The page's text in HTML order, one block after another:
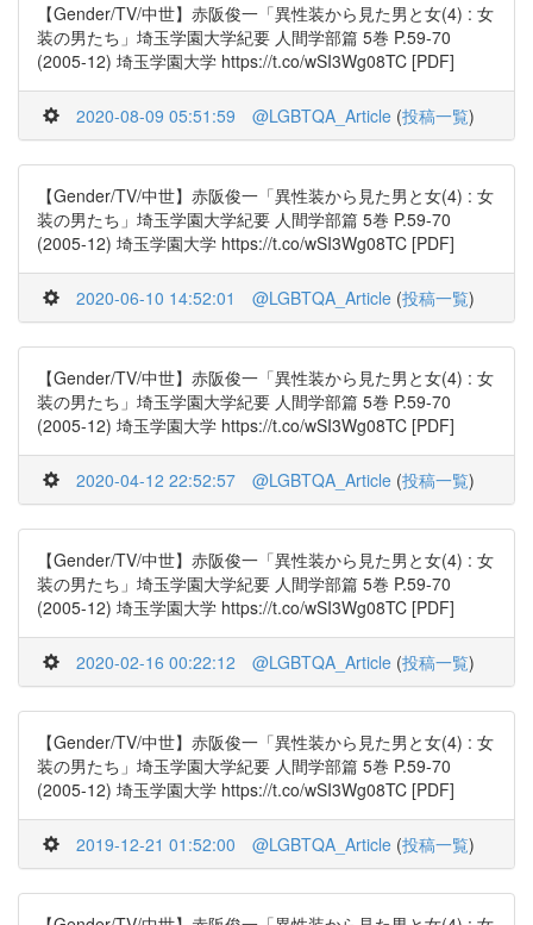
【Gender/TV/中世】赤阪俊一「異性装から見た男と女(4) : 女
装の男たち」埼玉学園大学紀要 人間学部篇 5巻 P.59-70
(2005-12) 埼玉学園大学 https://t.co/wSI3Wg08TC [PDF]
2020-08-09 05:51:59 @LGBTQA_Article (投稿一覧)
【Gender/TV/中世】赤阪俊一「異性装から見た男と女(4) : 女
装の男たち」埼玉学園大学紀要 人間学部篇 5巻 P.59-70
(2005-12) 埼玉学園大学 https://t.co/wSI3Wg08TC [PDF]
2020-06-10 14:52:01 @LGBTQA_Article (投稿一覧)
【Gender/TV/中世】赤阪俊一「異性装から見た男と女(4) : 女
装の男たち」埼玉学園大学紀要 人間学部篇 5巻 P.59-70
(2005-12) 埼玉学園大学 https://t.co/wSI3Wg08TC [PDF]
2020-04-12 22:52:57 @LGBTQA_Article (投稿一覧)
【Gender/TV/中世】赤阪俊一「異性装から見た男と女(4) : 女
装の男たち」埼玉学園大学紀要 人間学部篇 5巻 P.59-70
(2005-12) 埼玉学園大学 https://t.co/wSI3Wg08TC [PDF]
2020-02-16 00:22:12 @LGBTQA_Article (投稿一覧)
【Gender/TV/中世】赤阪俊一「異性装から見た男と女(4) : 女
装の男たち」埼玉学園大学紀要 人間学部篇 5巻 P.59-70
(2005-12) 埼玉学園大学 https://t.co/wSI3Wg08TC [PDF]
2019-12-21 01:52:00 @LGBTQA_Article (投稿一覧)